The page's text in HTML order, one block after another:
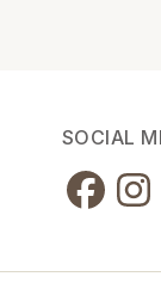
SOCIAL